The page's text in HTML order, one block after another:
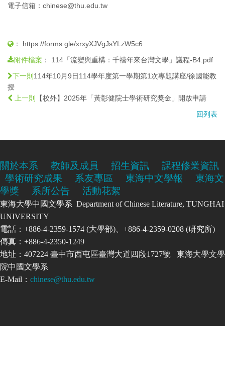
電子信箱：chinese@thu.edu.tw
： https://forms.gle/xrxyXJVgJsYLzW5c6
附件檔案 ： 114「流變與重構：千禧年來台灣文學」議程-B4.pdf
下一則 114年10月9日114學年度第一學期第1次專題講座/徐國能教
授
上一則
【校外】2025年「黃彰健院士學術研究獎金」開放申請
回列表
關於本系 教師及成員 招生資訊
課程修業資訊
學術研究成果
系友專區 東海中文學報
東海文
學獎
系所公告 活動花絮
東海大學中國文學系 Department of Chinese Literature, TUNGHAI
UNIVERSITY
電話：+886-4-2359-1574 (大學部)、+886-4-2359-0208 (研究所)
傳真：+886-4-2350-1249
地址：407224 臺中市西屯區臺灣大道四段1727號 東海大學文學
院中國文學系
E-Mail： chinese@thu.edu.tw